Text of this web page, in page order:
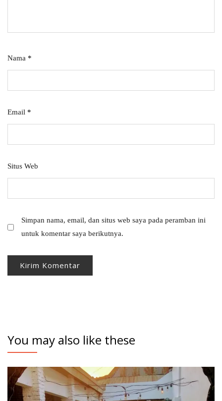
Nama *
Email *
Situs Web
Simpan nama, email, dan situs web saya pada peramban ini
untuk komentar saya berikutnya.
You may also like these